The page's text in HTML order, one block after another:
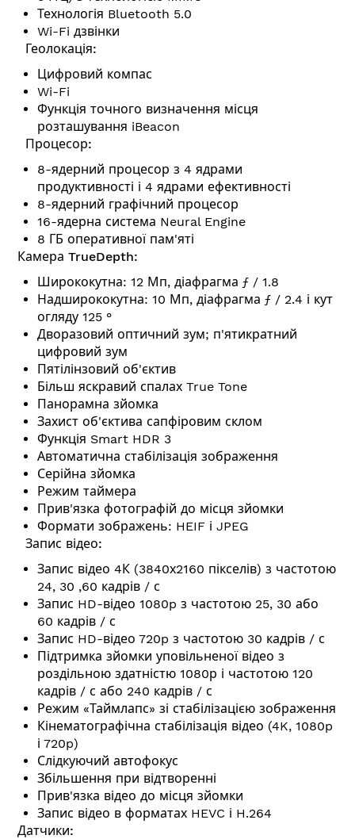
Технологія Bluetooth 5.0
Wi-Fi дзвінки
Геолокація:
Цифровий компас
Wi-Fi
Функція точного визначення місця
розташування iBeacon
Процесор:
8-ядерний процесор з 4 ядрами
продуктивності і 4 ядрами ефективності
8-ядерний графічний процесор
16-ядерна система Neural Engine
8 ГБ оперативної пам'яті
Камера TrueDepth:
Ширококутна: 12 Мп, діафрагма ƒ / 1.8
Надширококутна: 10 Мп, діафрагма ƒ / 2.4 і кут
огляду 125 °
Дворазовий оптичний зум; п'ятикратний
цифровий зум
Пятілінзовий об'єктив
Більш яскравий спалах True Tone
Панорамна зйомка
Захист об'єктива сапфіровим склом
Функція Smart HDR 3
Автоматична стабілізація зображення
Серійна зйомка
Режим таймера
Прив'язка фотографій до місця зйомки
Формати зображень: HEIF і JPEG
Запис відео:
Запис відео 4К (3840х2160 пікселів) з частотою
24, 30 ,60 кадрів / с
Запис HD-відео 1080p з частотою 25, 30 або
60 кадрів / с
Запис HD-відео 720p з частотою 30 кадрів / с
Підтримка зйомки уповільненої відео з
роздільною здатністю 1080р і частотою 120
кадрів / с або 240 кадрів / с
Режим «Таймлапс» зі стабілізацією зображення
Кінематографічна стабілізація відео (4K, 1080p
і 720p)
Слідкуючий автофокус
Збільшення при відтворенні
Прив'язка відео до місця зйомки
Запис відео в форматах HEVC і H.264
Датчики: